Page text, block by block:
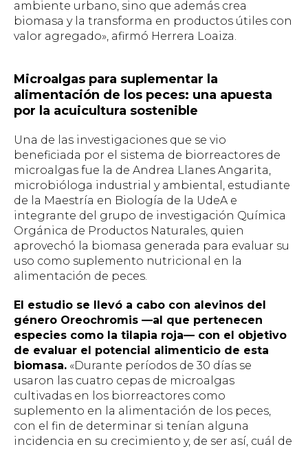
ambiente urbano, sino que además crea
biomasa y la transforma en productos útiles con
valor agregado», afirmó Herrera Loaiza.
Microalgas para suplementar la
alimentación de los peces: una apuesta
por la acuicultura sostenible
Una de las investigaciones que se vio
beneficiada por el sistema de biorreactores de
microalgas fue la de Andrea Llanes Angarita,
microbióloga industrial y ambiental, estudiante
de la Maestría en Biología de la UdeA e
integrante del grupo de investigación Química
Orgánica de Productos Naturales, quien
aprovechó la biomasa generada para evaluar su
uso como suplemento nutricional en la
alimentación de peces.
El estudio se llevó a cabo con alevinos del
género Oreochromis —al que pertenecen
especies como la tilapia roja— con el objetivo
de evaluar el potencial alimenticio de esta
biomasa. «Durante períodos de 30 días se
usaron las cuatro cepas de microalgas
cultivadas en los biorreactores como
suplemento en la alimentación de los peces,
con el fin de determinar si tenían alguna
incidencia en su crecimiento y, de ser así, cuál de